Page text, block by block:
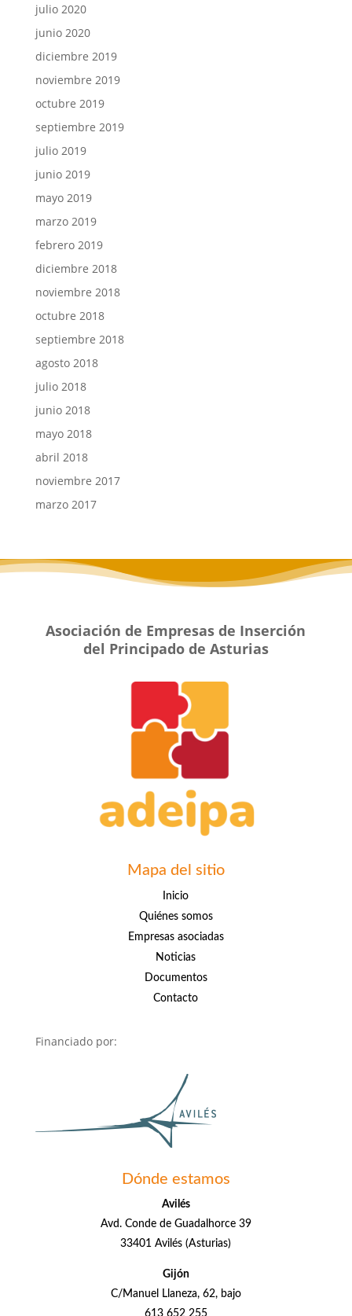
julio 2020
junio 2020
diciembre 2019
noviembre 2019
octubre 2019
septiembre 2019
julio 2019
junio 2019
mayo 2019
marzo 2019
febrero 2019
diciembre 2018
noviembre 2018
octubre 2018
septiembre 2018
agosto 2018
julio 2018
junio 2018
mayo 2018
abril 2018
noviembre 2017
marzo 2017
Asociación de Empresas de Inserción
del Principado de Asturias
Mapa del sitio
Inicio
Quiénes somos
Empresas asociadas
Noticias
Documentos
Contacto
Financiado por:
Dónde estamos
Avilés
Avd. Conde de Guadalhorce 39
33401 Avilés (Asturias)
Gijón
C/Manuel Llaneza, 62, bajo
613 652 255